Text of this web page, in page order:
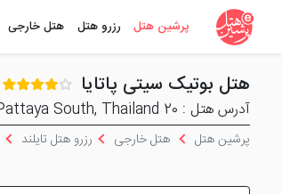
پرشین هتل رزرو هتل هتل خارجی
هتل بوتیک سیتی پاتایا
آدرس هتل : 20 Moo 10, T. Nongprue, A.Banglamung, Pattaya South, Chonburi, 20150 Pattaya South, Thailand
پرشین هتل هتل خارجی رزرو هتل تایلند